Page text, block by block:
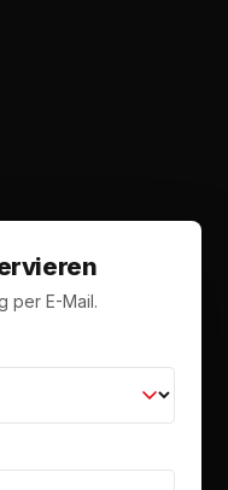
per E-Mail.